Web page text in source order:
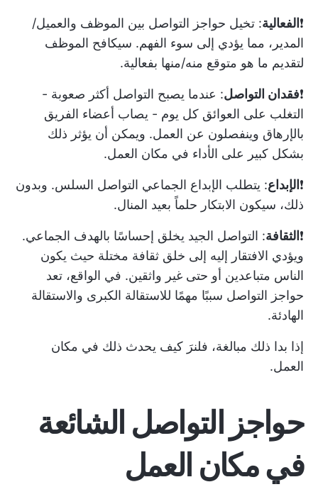
❗️ الفعالية: تخيل حواجز التواصل بين الموظف والعميل/
المدير، مما يؤدي إلى سوء الفهم. سيكافح الموظف
لتقديم ما هو متوقع منه/منها بفعالية.
❗️فقدان التواصل: عندما يصبح التواصل أكثر صعوبة -
التغلب على العوائق كل يوم - يصاب أعضاء الفريق
بالإرهاق وينفصلون عن العمل. ويمكن أن يؤثر ذلك
بشكل كبير على الأداء في مكان العمل.
❗️ الإبداع: يتطلب الإبداع الجماعي التواصل السلس. وبدون
ذلك، سيكون الابتكار حلماً بعيد المنال.
❗️ الثقافة: التواصل الجيد يخلق إحساسًا بالهدف الجماعي.
ويؤدي الافتقار إليه إلى خلق ثقافة مختلة حيث يكون
الناس متباعدين أو حتى غير واثقين. في الواقع، تعد
حواجز التواصل سببًا مهمًا للاستقالة الكبرى والاستقالة
الهادئة.
إذا بدا ذلك مبالغة، فلنرَ كيف يحدث ذلك في مكان
العمل.
حواجز التواصل الشائعة
في مكان العمل